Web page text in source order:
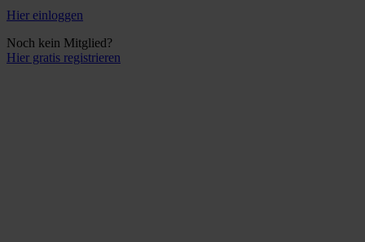
Hier einloggen
Noch kein Mitglied?
Hier gratis registrieren